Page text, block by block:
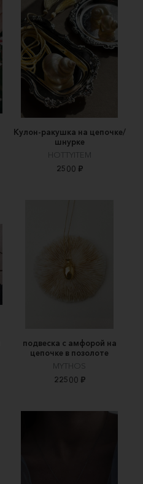
Кулон-ракушка на цепочке/
шнурке
HOTTYITEM
2500 ₽
подвеска с амфорой на
цепочке в позолоте
MYTHOS
22500 ₽